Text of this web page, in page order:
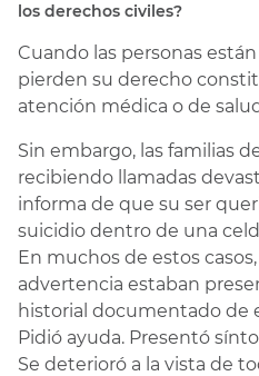
los derechos civiles?
Cuando las personas
pierden su derecho
atención médica o de
Sin embargo, las familias
recibiendo llamadas
informa de que su ser
suicidio dentro de una
En muchos de estos
advertencia estaban
historial documentado de
Pidió ayuda. Presentó
Se deterioró a la vista de